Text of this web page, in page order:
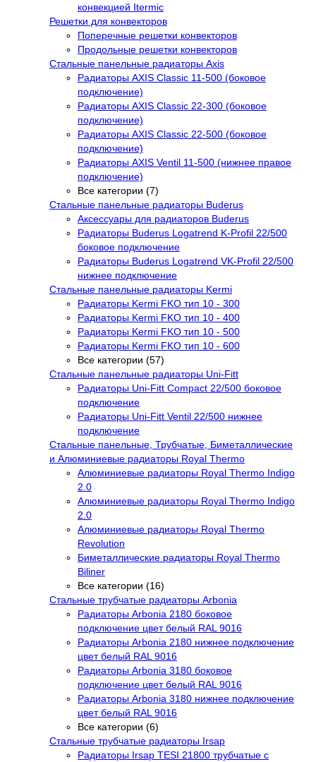
конвекцией Itermic
Решетки для конвекторов
Поперечные решетки конвекторов
Продольные решетки конвекторов
Стальные панельные радиаторы Axis
Радиаторы AXIS Classic 11-500 (боковое
подключение)
Радиаторы AXIS Classic 22-300 (боковое
подключение)
Радиаторы AXIS Classic 22-500 (боковое
подключение)
Радиаторы AXIS Ventil 11-500 (нижнее правое
подключение)
Все категории (7)
Стальные панельные радиаторы Buderus
Аксессуары для радиаторов Buderus
Радиаторы Buderus Logatrend K-Profil 22/500
боковое подключение
Радиаторы Buderus Logatrend VK-Profil 22/500
нижнее подключение
Стальные панельные радиаторы Kermi
Радиаторы Kermi FKO тип 10 - 300
Радиаторы Kermi FKO тип 10 - 400
Радиаторы Kermi FKO тип 10 - 500
Радиаторы Kermi FKO тип 10 - 600
Все категории (57)
Стальные панельные радиаторы Uni-Fitt
Радиаторы Uni-Fitt Compact 22/500 боковое
подключение
Радиаторы Uni-Fitt Ventil 22/500 нижнее
подключение
Стальные панельные, Трубчатые, Биметаллические
и Алюминиевые радиаторы Royal Thermo
Алюминиевые радиаторы Royal Thermo Indigo
2.0
Алюминиевые радиаторы Royal Thermo Indigo
2.0
Алюминиевые радиаторы Royal Thermo
Revolution
Биметаллические радиаторы Royal Thermo
Biliner
Все категории (16)
Стальные трубчатые радиаторы Arbonia
Радиаторы Arbonia 2180 боковое
подключение цвет белый RAL 9016
Радиаторы Arbonia 2180 нижнее подключение
цвет белый RAL 9016
Радиаторы Arbonia 3180 боковое
подключение цвет белый RAL 9016
Радиаторы Arbonia 3180 нижнее подключение
цвет белый RAL 9016
Все категории (6)
Стальные трубчатые радиаторы Irsap
Радиаторы Irsap TESI 21800 трубчатые с